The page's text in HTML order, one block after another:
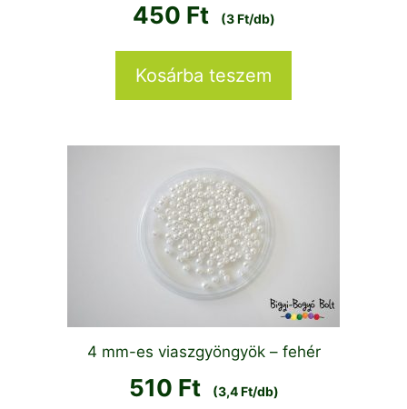
450 Ft (3 Ft/db)
Kosárba teszem
4 mm-es viaszgyöngyök – fehér
510 Ft (3,4 Ft/db)